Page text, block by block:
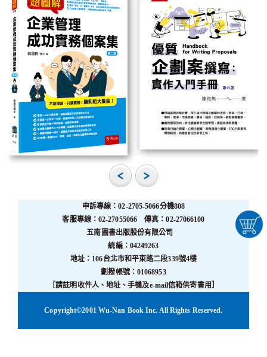
申訴專線：02-2705-5066分機808
客服專線：02-27055066 傳真：02-27066100
五南圖書出版股份有限公司
統編：04249263
地址：106台北市和平東路二段339號4樓
劃撥帳號：01068953
［請註明收件人、地址、手機及e-mail信箱供寄書用］
Copyright©2001 Wu-Nan Book Inc. All Rights Reserved.